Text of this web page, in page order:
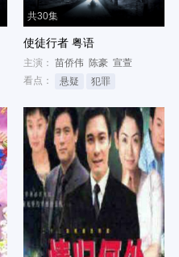
共30集
使徒行者 粤语
主演： 苗侨伟 陈豪 宣萱
看点：
悬疑 犯罪